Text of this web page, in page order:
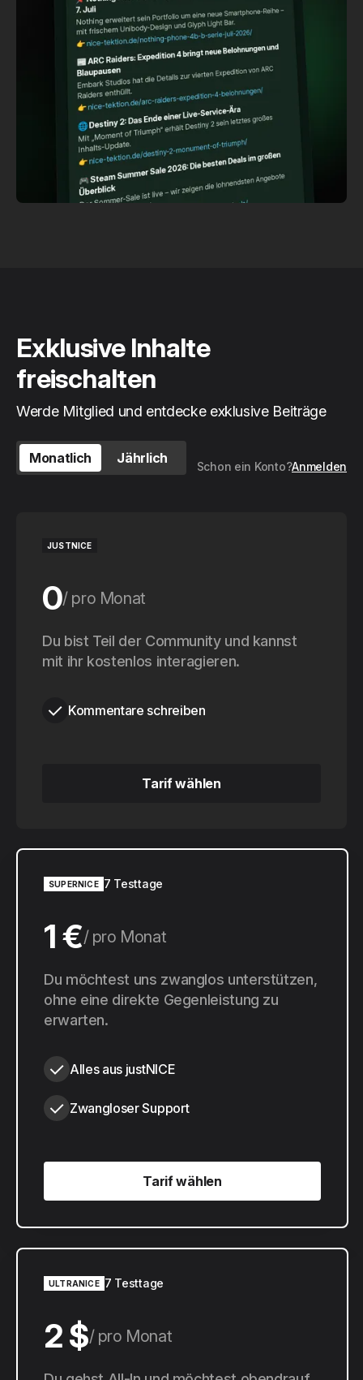
Exklusive Inhalte
freischalten
Werde Mitglied und entdecke exklusive Beiträge
Monatlich Jährlich
Schon ein Konto?Anmelden
JUSTNICE
0 pro Monat
0 pro Jahr
Du bist Teil der Community und kannst
mit ihr kostenlos interagieren.
Kommentare schreiben
Tarif wählen
SUPERNICE 7 Testtage
1 € pro Monat
10 € pro Jahr
Du möchtest uns zwanglos unterstützen,
ohne eine direkte Gegenleistung zu
erwarten.
Alles aus justNICE
Zwangloser Support
Tarif wählen
Tarif wählen
ULTRANICE 7 Testtage
2 $ pro Monat